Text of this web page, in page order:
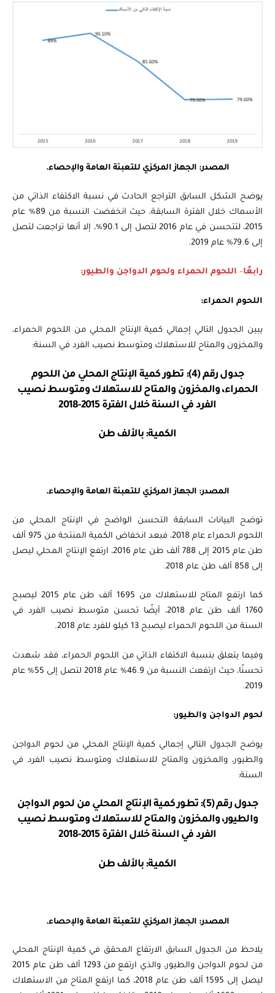
المصدر: الجهاز المركزي للتعبئة العامة والإحصاء.
يوضح الشكل السابق التراجع الحادث في نسبة الاكتفاء الذاتي من
الأسماك خلال الفترة السابقة، حيث انخفضت النسبة من 89% عام
2015، لتتحسن في عام 2016 لتصل إلى 90.1%، إلا أنها تراجعت لتصل
إلى 79.6% عام 2019.
رابعًا–اللحوم الحمراء ولحوم الدواجن والطيور:
اللحوم الحمراء:
يبين الجدول التالي إجمالي كمية الإنتاج المحلي من اللحوم الحمراء،
والمخزون والمتاح للاستهلاك ومتوسط نصيب الفرد في السنة:
جدول رقم (4): تطور كمية الإنتاج المحلي من اللحوم
الحمراء، والمخزون والمتاح للاستهلاك ومتوسط نصيب
الفرد في السنة خلال الفترة 2015-2018
الكمية: بالألف طن
المصدر: الجهاز المركزي للتعبئة العامة والإحصاء.
توضح البيانات السابقة التحسن الواضح في الإنتاج المحلي من
اللحوم الحمراء عام 2018، فبعد انخفاض الكمية المنتجة من 975 ألف
طن عام 2015 إلى 788 ألف طن عام 2016، ارتفع الإنتاج المحلي ليصل
إلى 858 ألف طن عام 2018.
كما ارتفع المتاح للاستهلاك من 1695 ألف طن عام 2015 ليصبح
1760 ألف طن عام 2018، أيضًا تحسن متوسط نصيب الفرد في
السنة من اللحوم الحمراء ليصبح 13 كيلو للفرد عام 2018.
وفيما يتعلق بنسبة الاكتفاء الذاتي من اللحوم الحمراء، فقد شهدت
تحسنًا، حيث ارتفعت النسبة من 46.9% عام 2018 لتصل إلى 55% عام
2019.
لحوم الدواجن والطيور:
يوضح الجدول التالي إجمالي كمية الإنتاج المحلي من لحوم الدواجن
والطيور، والمخزون والمتاح للاستهلاك ومتوسط نصيب الفرد في
السنة:
جدول رقم (5): تطور كمية الإنتاج المحلي من لحوم الدواجن
والطيور، والمخزون والمتاح للاستهلاك ومتوسط نصيب
الفرد في السنة خلال الفترة 2015-2018
الكمية: بالألف طن
المصدر: الجهاز المركزي للتعبئة العامة والإحصاء.
يلاحظ من الجدول السابق الارتفاع المحقق في كمية الإنتاج المحلي
من لحوم الدواجن والطيور، والذي ارتفع من 1293 ألف طن عام 2015
ليصل إلى 1595 ألف طن عام 2018، كما ارتفع المتاح من الاستهلاك